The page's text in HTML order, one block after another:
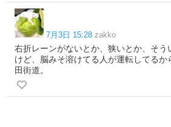
7月3日 15:28 zakko
右折レーンがないとか、狭いとか、そう
けど、脳みそ溶けてる人が運転してる
田街道。